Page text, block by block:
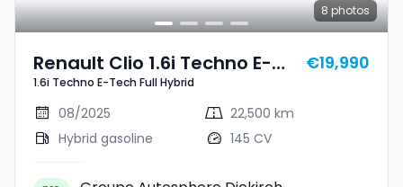
8 photos
Renault Clio 1.6i Techno E-
Tech Full Hybrid
1.6i Techno E-Tech Full Hybrid
€19,990
08/2025
22,500 km
Hybrid gasoline
145 CV